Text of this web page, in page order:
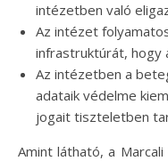
intézetben való
Az intézet
infrastruktúrát, hogy
Az intézetben a
adataik védelme
jogait tiszteletben
Amint látható, a